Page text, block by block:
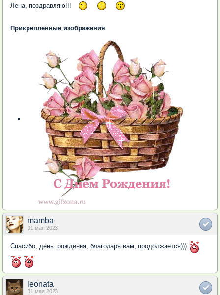
Лена, поздравляю!!!
Прикрепленные изображения
mamba
01 мая 2023
Спасибо, день рождения, благодаря вам, продолжается)))
leonata
01 мая 2023